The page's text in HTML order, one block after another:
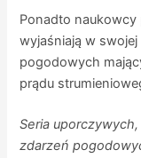
Ponadto
wyjaśniają w
pogodowych
prądu
Seria
zdarzeń